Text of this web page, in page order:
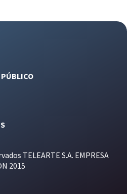
PÚBLICO
TELEARTE S.A. EMPRESA
2015